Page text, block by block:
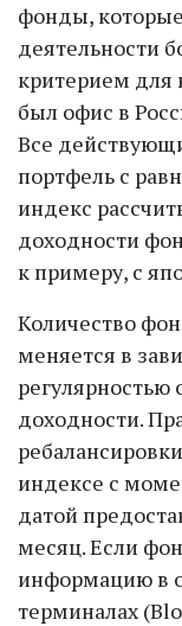
фонды,
деятельности
критерием для
был офис в
Все
портфель с
индекс
доходности
к примеру, с
Количество
меняется в
доходности.
индексе с
датой
месяц. Если
информацию в
терминалах